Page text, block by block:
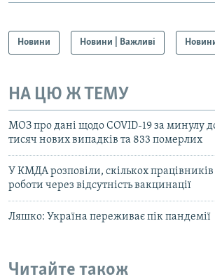
Новини Новини | Важливі
НА ЦЮ Ж ТЕМУ
МОЗ про дані щодо COVID-19 за минулу
тисяч нових випадків та 833 померлих
У КМДА розповіли, скількох
роботи через відсутність вакцинації
Ляшко: Україна переживає пік пандемії
Читайте також